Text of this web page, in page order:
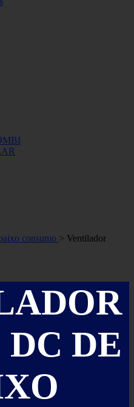
consumo > Ventilador
DE